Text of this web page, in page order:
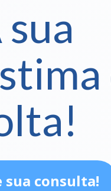
sua consulta!